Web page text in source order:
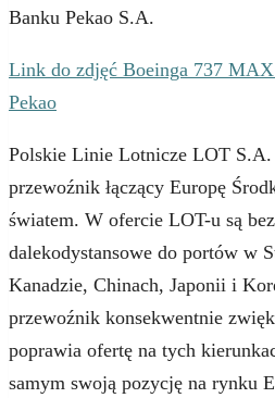
Banku Pekao S.A.
Link do zdjęć Boeinga 737
Pekao
Polskie Linie Lotnicze LOT S.A.
przewoźnik łączący Europę
światem. W ofercie LOT-u są
dalekodystansowe do portów w
Kanadzie, Chinach, Japonii i
przewoźnik konsekwentnie
poprawia ofertę na tych
samym swoją pozycję na rynku